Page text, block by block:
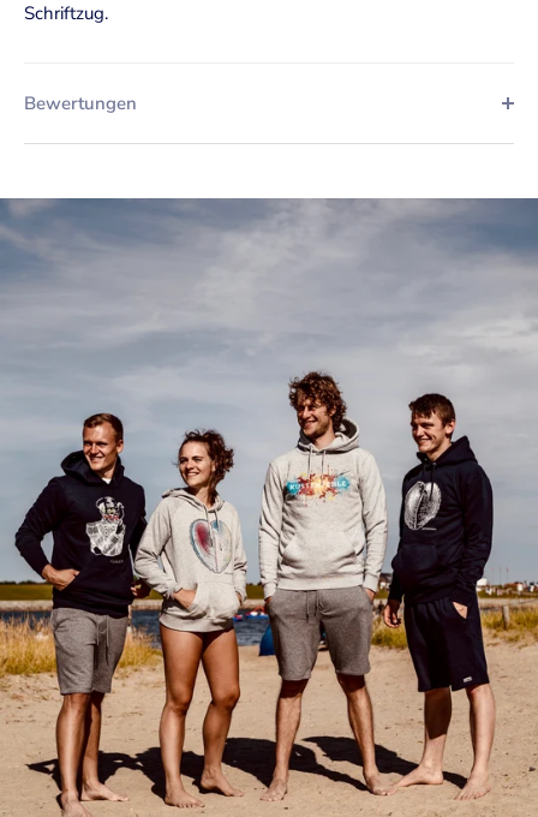
Schriftzug.
Bewertungen